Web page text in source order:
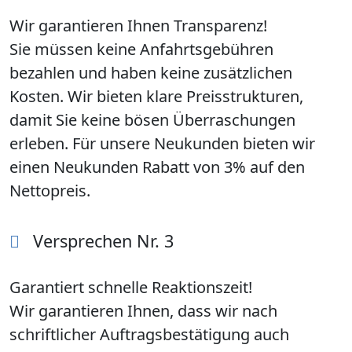
Wir garantieren Ihnen Transparenz!
Sie müssen keine Anfahrtsgebühren
bezahlen und haben keine zusätzlichen
Kosten. Wir bieten klare Preisstrukturen,
damit Sie keine bösen Überraschungen
erleben. Für unsere Neukunden bieten wir
einen Neukunden Rabatt von 3% auf den
Nettopreis.
Versprechen Nr. 3
Garantiert schnelle Reaktionszeit!
Wir garantieren Ihnen, dass wir nach
schriftlicher Auftragsbestätigung auch